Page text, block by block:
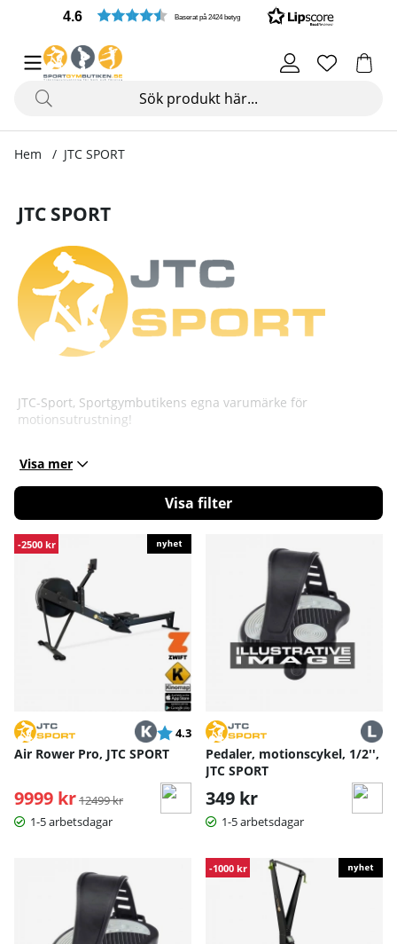
4.6 Baserat på 2424 betyg
Hem JTC SPORT
JTC SPORT
JTC-Sport, Sportgymbutikens egna varumärke för
motionsutrustning!
Visa mer
Filtrera
Produkter
-2500 kr
Betyg:
4.3 utav 5 stjärnor
Air Rower Pro, JTC SPORT
9999 kr Ordinarie pris:
12499 kr
1-5 arbetsdagar
Pedaler, motionscykel, 1/2'',
JTC SPORT
349 kr
1-5 arbetsdagar
-1000 kr